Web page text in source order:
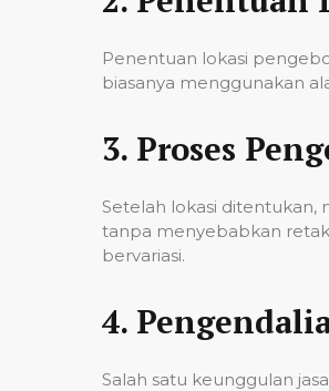
Penentuan lokasi
biasanya menggunakan
3. Proses
Setelah lokasi
tanpa menyebabkan
bervariasi.
4.
Salah satu keunggulan